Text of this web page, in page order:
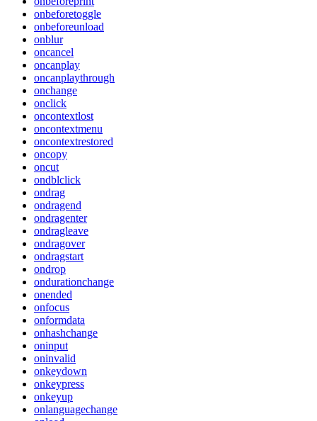
onbeforetoggle
onbeforeunload
onblur
oncancel
oncanplay
oncanplaythrough
onchange
onclick
oncontextlost
oncontextmenu
oncontextrestored
oncopy
oncut
ondblclick
ondrag
ondragend
ondragenter
ondragleave
ondragover
ondragstart
ondrop
ondurationchange
onended
onfocus
onformdata
onhashchange
oninput
oninvalid
onkeydown
onkeypress
onkeyup
onlanguagechange